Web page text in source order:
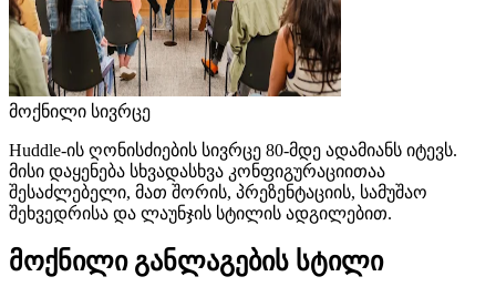
მოქნილი სივრცე
Huddle-ის ღონისძიების სივრცე 80-მდე ადამიანს იტევს.
მისი დაყენება სხვადასხვა კონფიგურაციითაა
შესაძლებელი, მათ შორის, პრეზენტაციის, სამუშაო
შეხვედრისა და ლაუნჯის სტილის ადგილებით.
მოქნილი განლაგების სტილი